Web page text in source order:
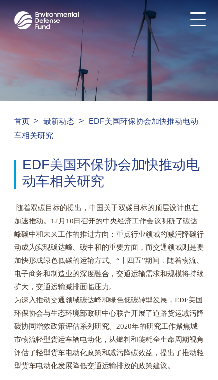
首页 > 最新动态 >
EDF美国环保协会加快推动电动
车相关研究
EDF美国环保协会加快推动电
动车相关研究
随着双碳目标的提出，中国关于双碳目标的顶层设计也在
加速推动。 12 月 10日召开的中央经济工作会议明确了碳达
峰碳中和未来工作的推进方向：重点行业领域的减污降碳行
动成为实现碳达峰、碳中和的重要方面，而交通领域则是要
加快形成绿色低碳的运输方式。 “十四五”期间，随着物流、
电子商务和制造业的深度融合，交通运输需求和规模将持续
扩大，交通运输减排面临压力。
为深入推动交通领域碳达峰和绿色低碳转型发展， EDF美国
环保协会与生态环境部政研中心联合开展了道路货运减污降
碳协同增效政策评估系列研究。 2020年的研究工作聚焦城
市物流轻型货运车辆电动化，从燃料和能耗全生命周期视角
评估了轻型货车电动化政策和减污降碳效益，提出了推动轻
型货车电动化发展降低交通运输排放的政策建议。